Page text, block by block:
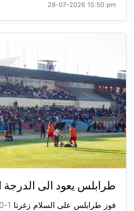
28-07-2026 15:50 pm
طرابلس يعود الى الدرجة